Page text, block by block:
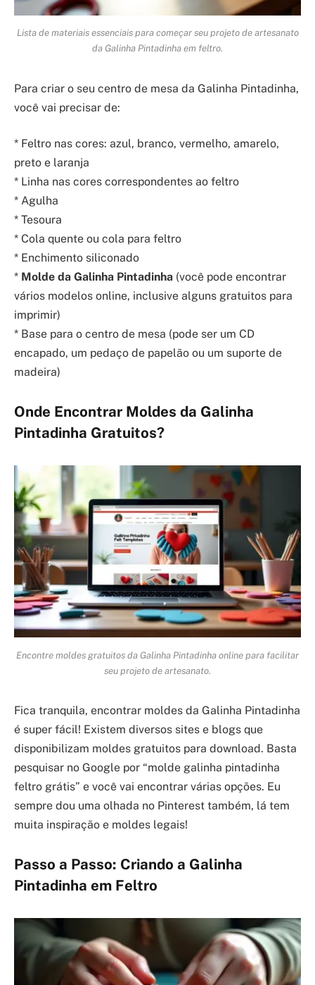
Lista de materiais essenciais para começar seu projeto de artesanato
da Galinha Pintadinha em feltro.
Para criar o seu centro de mesa da Galinha Pintadinha,
você vai precisar de:
* Feltro nas cores: azul, branco, vermelho, amarelo,
preto e laranja
* Linha nas cores correspondentes ao feltro
* Agulha
* Tesoura
* Cola quente ou cola para feltro
* Enchimento siliconado
* Molde da Galinha Pintadinha (você pode encontrar
vários modelos online, inclusive alguns gratuitos para
imprimir)
* Base para o centro de mesa (pode ser um CD
encapado, um pedaço de papelão ou um suporte de
madeira)
Onde Encontrar Moldes da Galinha
Pintadinha Gratuitos?
Encontre moldes gratuitos da Galinha Pintadinha online para facilitar
seu projeto de artesanato.
Fica tranquila, encontrar moldes da Galinha Pintadinha
é super fácil! Existem diversos sites e blogs que
disponibilizam moldes gratuitos para download. Basta
pesquisar no Google por “molde galinha pintadinha
feltro grátis” e você vai encontrar várias opções. Eu
sempre dou uma olhada no Pinterest também, lá tem
muita inspiração e moldes legais!
Passo a Passo: Criando a Galinha
Pintadinha em Feltro